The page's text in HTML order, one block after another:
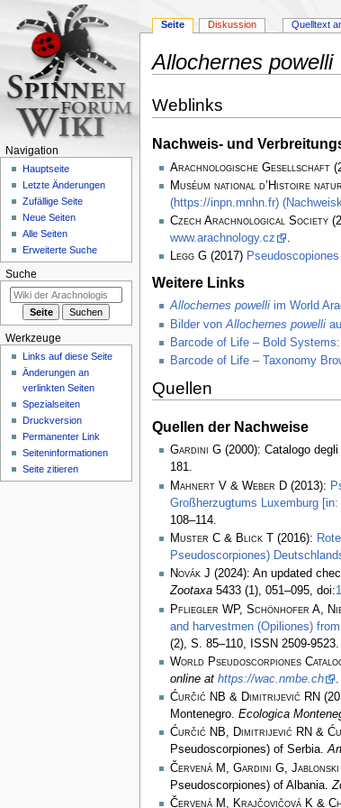
Allochernes powelli
Navigation
Suche
Weblinks
Nachweis- und
Arachnologische Gesellschaft
Muséum national d’Histoire
(https://inpn.mnhn.fr)
Czech Arachnological Society
www.arachnology.cz
.
LeggG (2017)
Weitere Links
Allochernes powelliim World
Bilder von Allochernes powelli
Barcode of Life – Bold
Barcode of Life – Taxonomy
Quellen
Quellen der Nachweise
Gardini G(2000): Catalogo degli
181.
Mahnert V & Weber D(2013):
Großherzugtums Luxemburg
108–114.
Muster C & Blick T
(2016):
Pseudoscorpiones)
Novák J (2024): An updated
Zootaxa5433 (1), 051–095, doi:
Pfliegler WP, Schönhofer A,
and harvestmen (Opiliones)
(2), S. 85–110, ISSN 2509-9523.
World Pseudoscorpiones
online at https://wac.nmbe.ch
Ćurčić NB & Dimitrijević RN
Montenegro. Ecologica
Ćurčić NB, Dimitrijević RN &
Pseudoscorpiones) of Serbia.
Červená M, Gardini G,
Pseudoscorpiones) of Albania.
Červená M, Krajčovičová K &
Seite Diskussion Quelltext
Navigation
Hauptseite
Letzte Änderungen
Zufällige Seite
Neue Seiten
Alle Seiten
Erweiterte Suche
Suche
Werkzeuge
Links auf diese Seite
Änderungen an
verlinkten Seiten
Spezialseiten
Druckversion
Permanenter Link
Seiten­­informationen
Seite zitieren